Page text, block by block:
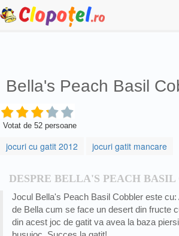
Bella's Peach Basil
Votat de 52 persoane
jocuri cu gatit 2012 jocuri gatit mancare
DESPRE BELLA'S PEACH BASIL
Jocul Bella's Peach Basil Cobbler este
de Bella cum se face un desert din fructe
din acest joc de gatit va avea la baza